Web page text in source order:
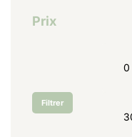
Prix
Filtrer